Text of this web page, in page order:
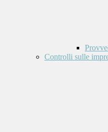
Controlli sulle